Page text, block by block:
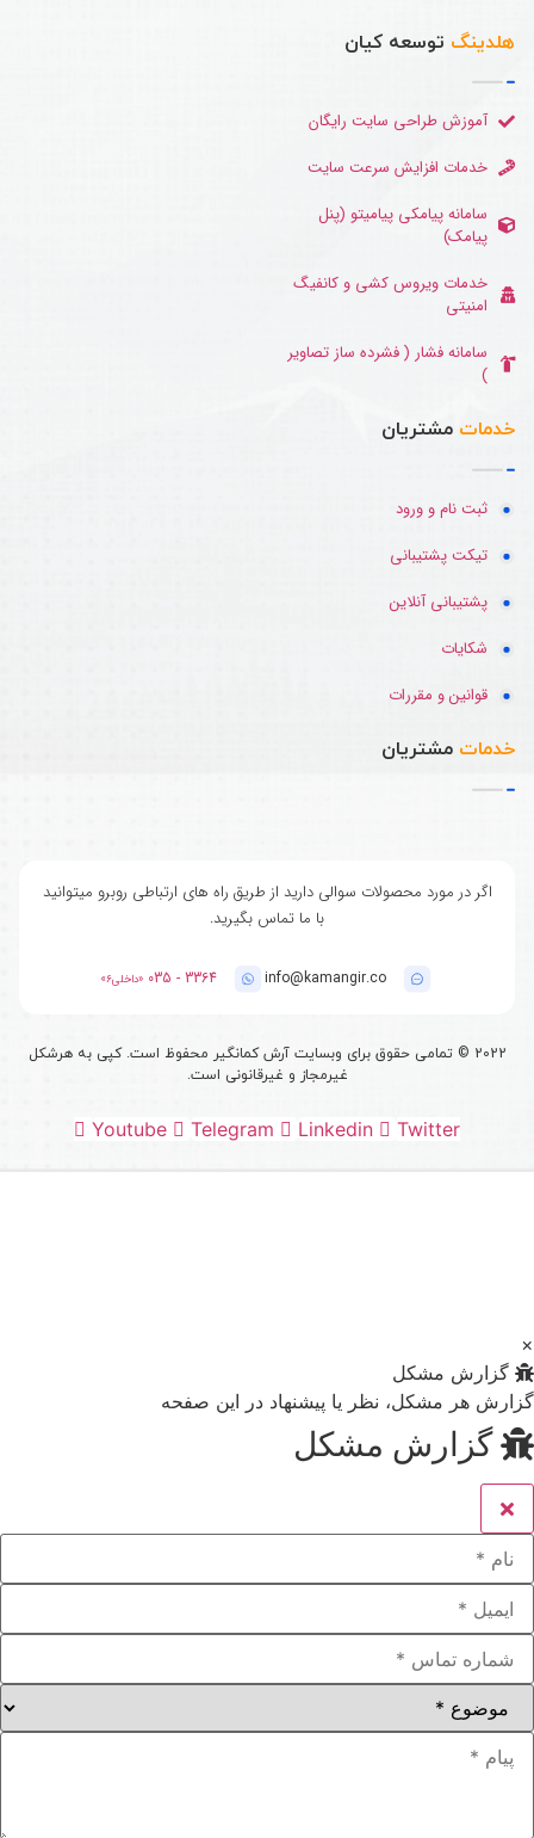
هلدینگ توسعه کیان
آموزش طراحی سایت رایگان
خدمات افزایش سرعت سایت
سامانه پیامکی پیامیتو (پنل
پیامک)
خدمات ویروس کشی و کانفیگ
امنیتی
سامانه فشار ( فشرده ساز تصاویر
)
خدمات مشتریان
ثبت نام و ورود
تیکت پشتیبانی
پشتیبانی آنلاین
شکایات
قوانین و مقررات
خدمات مشتریان
اگر در مورد محصولات سوالی دارید از طریق راه های ارتباطی روبرو میتوانید
با ما تماس بگیرید.
info@kamangir.co
3364 - 035 «داخلی6»
2022
© تمامی حقوق برای وبسایت آرش کمانگیر محفوظ است. کپی به هرشکل
غیرمجاز و غیرقانونی است.
Youtube Telegram Linkedin Twitter
×
گزارش مشکل
گزارش هر مشکل، نظر یا پیشنهاد در این صفحه
گزارش مشکل